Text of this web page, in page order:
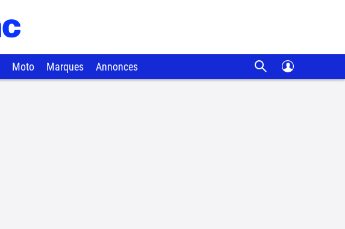
Moto Marques Annonces